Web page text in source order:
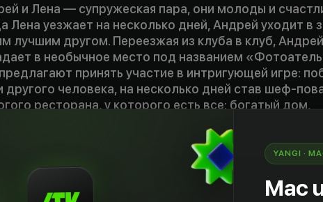
и Лена — супружеская пара, они молоды и
Лена уезжает на несколько дней, Андрей уходит в
лучшим другом. Переезжая из клуба в клуб, Андрей
в необычное место под названием
принять участие в интригующей игре:
другого человека, на несколько дней став шеф-
ресторана, у которого есть все: богатый дом,
выяснить: кто такой шеф-повар, кем является он
можно доверять в изменившемся мире.
$1 500 000
YANGI ·
Mac